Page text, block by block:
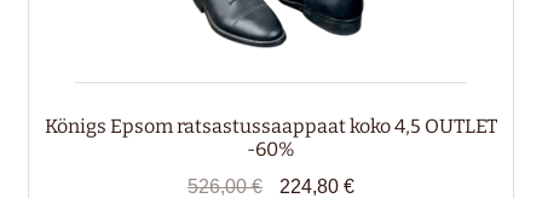
Königs Epsom ratsastussaappaat koko 4,5 OUTLET
-60%
526,00€
Alkuperäinen
224,80 €Nykyinen